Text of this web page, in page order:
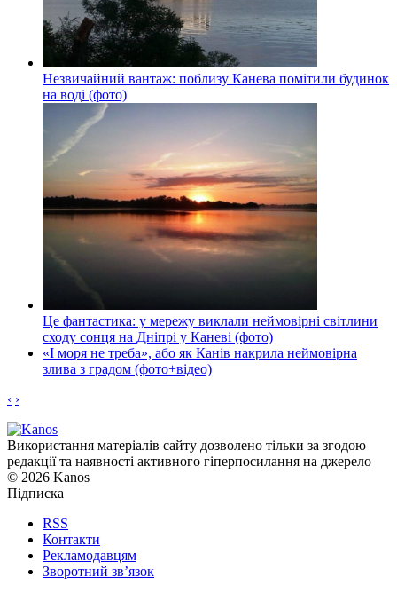
Незвичайний вантаж: поблизу Канева помітили будинок
на воді (фото)
Це фантастика: у мережу виклали неймовірні світлини
сходу сонця на Дніпрі у Каневі (фото)
«І моря не треба», або як Канів накрила неймовірна
злива з градом (фото+відео)
‹ ›
Використання матеріалів сайту дозволено тільки за згодою
редакції та наявності активного гіперпосилання на джерело
© 2026 Kanos
Підписка
RSS
Контакти
Рекламодавцям
Зворотний зв’язок